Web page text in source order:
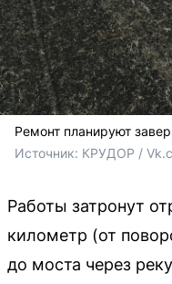
Ремонт планируют
Источник: КРУДОР /
Работы затронут
километр (от
до моста через